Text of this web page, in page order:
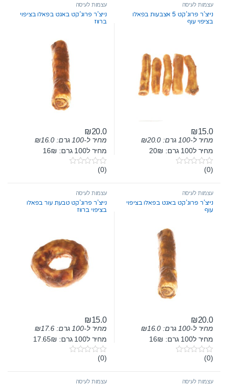
f
5
t
o
f
5
עצמות לעיסה
נייצ’ר פרוג’קט 5 אצבעות בפאלו
בציפוי עוף
₪15.0
מחיר ל-100 גרם: ₪20.0
מחיר ל100 גרם: 20₪
0
t
o
f
5
(0)
עצמות לעיסה
נייצ’ר פרוג’קט באגט בפאלו בציפוי
ברווז
₪20.0
מחיר ל-100 גרם: ₪16.0
מחיר ל100 גרם: 16₪
0
t
o
f
5
(0)
עצמות לעיסה
נייצ’ר פרוג’קט באגט בפאלו בציפוי
עוף
₪20.0
מחיר ל-100 גרם: ₪16.0
מחיר ל100 גרם: 16₪
0
t
(0)
עצמות לעיסה
נייצ’ר פרוג’קט טבעת עור בפאלו
בציפוי ברווז
₪15.0
מחיר ל-100 גרם: ₪17.6
מחיר ל100 גרם: 17.65₪
0
t
(0)
עצמות לעיסה עצמות לעיסה